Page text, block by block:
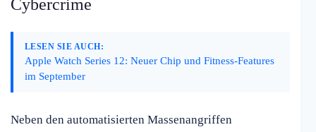
Cybercrime
LESEN SIE AUCH:
Apple Watch Series 12: Neuer Chip und Fitness-Features
im September
Neben den automatisierten Massenangriffen